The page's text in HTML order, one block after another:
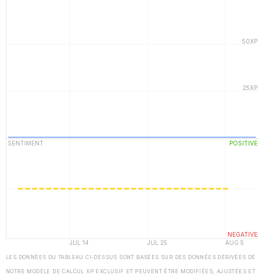
LES DONNÉES DU TABLEAU CI-DESSUS SONT BASÉES SUR DES DONNÉES DÉRIVÉES DE
NOTRE MODÈLE DE CALCUL XP EXCLUSIF ET PEUVENT ÊTRE MODIFIÉES, AJUSTÉES ET